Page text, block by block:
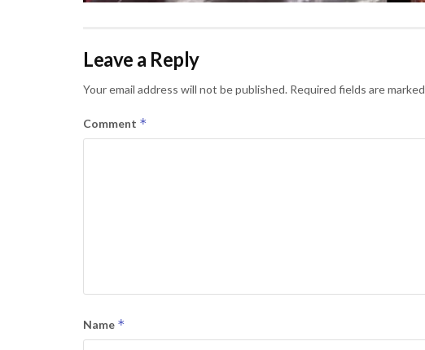
Leave a Reply
Your email address will not be published. Required fields are marked
Comment *
Name *